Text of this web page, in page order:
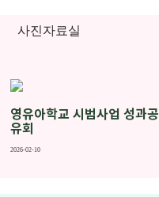
사진자료실
영유아학교 시범사업 성과공
유회
2026-02-10